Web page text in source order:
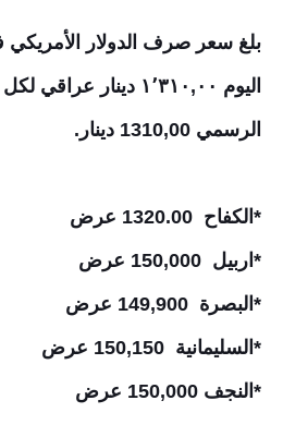
بلغ سعر صرف الدولار
اليوم ١٬٣١٠,٠٠ دينار
الرسمي 1310,00 دينار.
*الكفاح 1320.00 عرض
*اربيل 150,000 عرض
*البصرة 149,900 عرض
*السليمانية 150,150 عرض
*النجف 150,000 عرض